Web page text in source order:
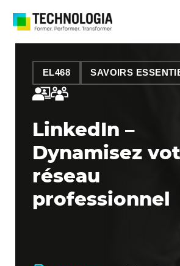
EL468 SAVOIRS
LinkedIn –
Dynamisez
réseau
professionnel